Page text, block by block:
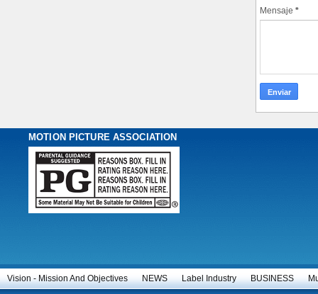
Mensaje *
MOTION PICTURE ASSOCIATION
Vision - Mission And Objectives NEWS Label Industry BUSINESS